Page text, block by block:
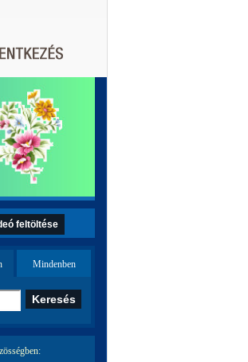
feltöltése
Mindenben